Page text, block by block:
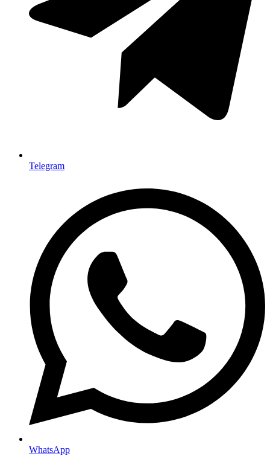
Telegram
WhatsApp